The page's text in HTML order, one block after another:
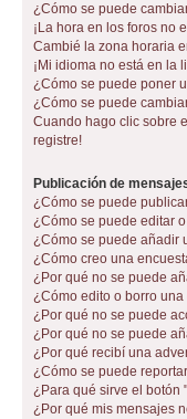
¿Cómo se puede
¡La hora en los foros no
Cambié la zona horaria
¡Mi idioma no está en la
¿Cómo se puede poner
¿Cómo se puede
Cuando hago clic sobre
registre!
Publicación de
¿Cómo se puede
¿Cómo se puede editar
¿Cómo se puede añadir
¿Cómo creo una
¿Por qué no se puede
¿Cómo edito o borro
¿Por qué no se puede
¿Por qué no se puede
¿Por qué recibí una
¿Cómo se puede
¿Para qué sirve el botón
¿Por qué mis mensajes